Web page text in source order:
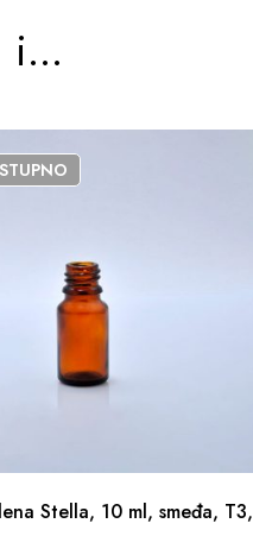
i...
Stella, 10 ml, smeđa, T3,